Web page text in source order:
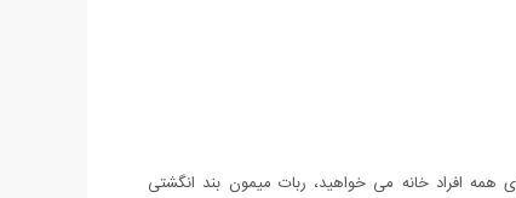
افراد خانه می خواهید، ربات میمون بند انگشتی